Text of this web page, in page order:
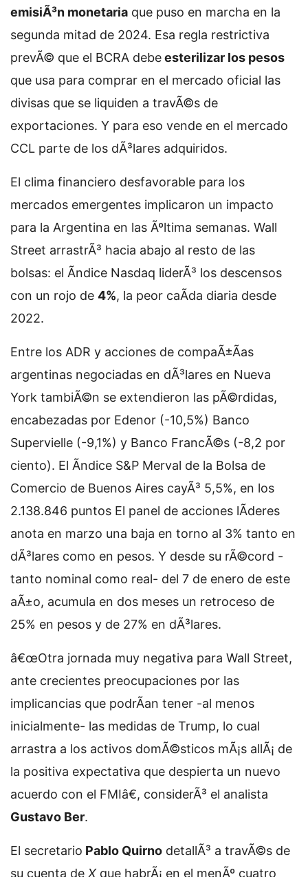
emisiÃ³n monetaria que puso en marcha en la
segunda mitad de 2024. Esa regla restrictiva
prevÃ© que el BCRA debeesterilizar los pesos
que usa para comprar en el mercado oficial las
divisas que se liquiden a travÃ©s de
exportaciones. Y para eso vende en el mercado
CCL parte de los dÃ³lares adquiridos.
El clima financiero desfavorable para los
mercados emergentes implicaron un impacto
para la Argentina en las Ãºltima semanas. Wall
Street arrastrÃ³ hacia abajo al resto de las
bolsas: el Ã­ndice Nasdaq liderÃ³ los descensos
con un rojo de 4%, la peor caÃ­da diaria desde
2022.
Entre los ADR y acciones de compaÃ±Ã­as
argentinas negociadas en dÃ³lares en Nueva
York tambiÃ©n se extendieron las pÃ©rdidas,
encabezadas por Edenor (-10,5%) Banco
Supervielle (-9,1%) y Banco FrancÃ©s (-8,2 por
ciento). El Ã­ndice S&P Merval de la Bolsa de
Comercio de Buenos Aires cayÃ³ 5,5%, en los
2.138.846 puntos El panel de acciones lÃ­deres
anota en marzo una baja en torno al 3% tanto en
dÃ³lares como en pesos. Y desde su rÃ©cord -
tanto nominal como real- del 7 de enero de este
aÃ±o, acumula en dos meses un retroceso de
25% en pesos y de 27% en dÃ³lares.
â€œOtra jornada muy negativa para Wall Street,
ante crecientes preocupaciones por las
implicancias que podrÃ­an tener -al menos
inicialmente- las medidas de Trump, lo cual
arrastra a los activos domÃ©sticos mÃ¡s allÃ¡ de
la positiva expectativa que despierta un nuevo
acuerdo con el FMIâ€, considerÃ³ el analista
Gustavo Ber.
El secretario Pablo Quirno detallÃ³ a travÃ©s de
su cuenta de X que habrÃ¡ en el menÃº cuatro